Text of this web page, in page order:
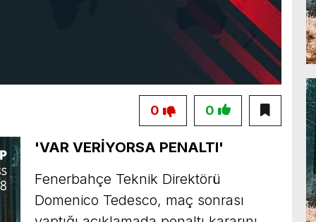
0
0
'VAR VERİYORSA PENALTI'
Fenerbahçe Teknik Direktörü
Domenico Tedesco, maç sonrası